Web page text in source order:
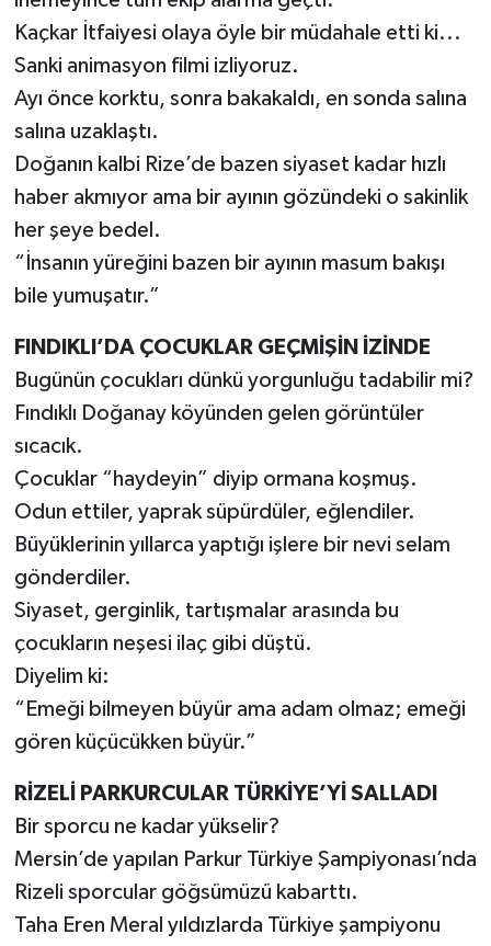
Kaçkar İtfaiyesi olaya öyle bir müdahale etti ki...
Sanki animasyon filmi izliyoruz.
Ayı önce korktu, sonra bakakaldı, en sonda salına
salına uzaklaştı.
Doğanın kalbi Rize’de bazen siyaset kadar hızlı
haber akmıyor ama bir ayının gözündeki o sakinlik
her şeye bedel.
“İnsanın yüreğini bazen bir ayının masum bakışı
bile yumuşatır.”
FINDIKLI’DA ÇOCUKLAR GEÇMİŞİN İZİNDE
Bugünün çocukları dünkü yorgunluğu tadabilir mi?
Fındıklı Doğanay köyünden gelen görüntüler
sıcacık.
Çocuklar “haydeyin” diyip ormana koşmuş.
Odun ettiler, yaprak süpürdüler, eğlendiler.
Büyüklerinin yıllarca yaptığı işlere bir nevi selam
gönderdiler.
Siyaset, gerginlik, tartışmalar arasında bu
çocukların neşesi ilaç gibi düştü.
Diyelim ki:
“Emeği bilmeyen büyür ama adam olmaz; emeği
gören küçücükken büyür.”
RİZELİ PARKURCULAR TÜRKİYE’Yİ SALLADI
Bir sporcu ne kadar yükselir?
Mersin’de yapılan Parkur Türkiye Şampiyonası’nda
Rizeli sporcular göğsümüzü kabarttı.
Taha Eren Meral yıldızlarda Türkiye şampiyonu